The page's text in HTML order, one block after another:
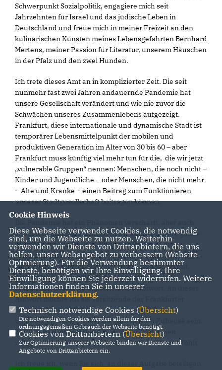
Schwerpunkt Sozialpolitik, engagiere mich seit
Jahrzehnten für Israel und das jüdische Leben in
Deutschland und freue mich in meiner Freizeit an den
kulinarischen Künsten meines Lebensgefährten Bernhard
Mertens, meiner Passion für Literatur, unserem Häuschen
in der Pfalz und den zwei Hunden.
Ich trete dieses Amt an in komplizierter Zeit. Die seit
nunmehr fast zwei Jahren andauernde Pandemie hat
unsere Gesellschaft verändert und wie nie zuvor die
Schwächen unseres Zusammenlebens aufgezeigt.
Frankfurt, diese internationale und dynamische Stadt ist
temporärer Lebensmittelpunkt der mobilen und
produktiven Generation im Alter von 30 bis 60 – aber
Frankfurt muss künftig viel mehr tun für die, die wir jetzt
vulnerable Gruppen“ nennen: Menschen, die noch nicht –
Kinder und Jugendliche - oder Menschen, die nicht mehr
- Alte und Kranke - einen Beitrag zum Funktionieren
unserer Stadtgesellschaft beitragen können.
endlich sichtbar gemacht, dem wir künftig unsere ganze
Aufmerksamkeit und Kraft widmen müssen: die
Alterseinsamkeit. Während die soziale Sicherung alter
Menschen in unserer Stadt überwiegend gegeben ist,
verlangt die Vereinzelung, die krankmachende
Einsamkeit des alten Menschen eine Antwort. An dieser
Antwort möchte ich als Vorsitzende der Frankfurter
Senioren Union mitwirken. Frankfurt soll Ihnen –
unabhängig davon, woher Sie kommen ein Zuhause sein.
Zuhause ist dort, wo man mit anderen Menschen
zusammenlebt,sich austauscht und sich geborgen fühlt.
Cookie Hinweis
Diese Webseite verwendet Cookies, die notwendig
sind, um die Webseite zu nutzen. Weiterhin
verwenden wir Dienste von Drittanbietern, die uns
helfen, unser Webangebot zu verbessern (Website-
Optmierung). Für die Verwendung bestimmter
Dienste, benötigen wir Ihre Einwilligung. Ihre
Einwilligung können Sie jederzeit widerrufen. Weitere
Informationen finden Sie in unserer
Datenschutzerklärung.
Technisch notwendige Cookies (Übersicht)
Die notwendigen Cookies werden allein für den
ordnungsgemäßen Gebrauch der Webseite benötigt.
Cookies von Drittanbietern (Übersicht)
Zur Optimierung unserer Webseite binden wir Dienste und
Angebote von Drittanbietern ein.